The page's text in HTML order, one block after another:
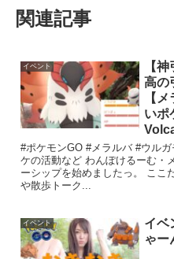
関連記事
イベント
【
高の
【
いポ
#ポケモンGO #メラルバ #ウル
ケの活動など わんぽけるーむ・
ーシップを始めましたっ。 ここ
や散歩トーク...
イベント
イベ
ゃー